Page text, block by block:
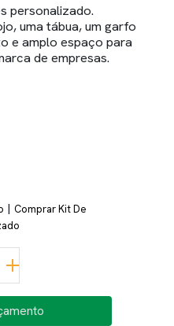
personalizado.
uma tábua, um garfo
e amplo espaço para
de empresas.
| Comprar Kit De